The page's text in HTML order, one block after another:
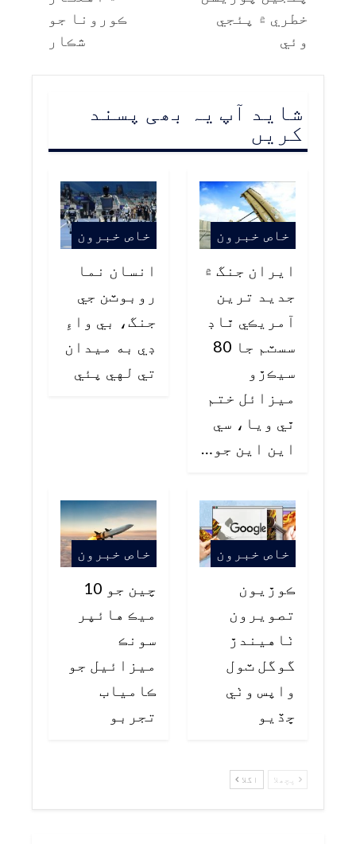
خطري ۾ پئجي
وئي
ڪورونا جو
شڪار
شاید آپ یہ بھی پسند
کریں
خاص خبرون
ايران جنگ ۾
جديد ترين
آمريڪي ٿاڊ
سسٽم جا 80
سيڪڙو
ميزائل ختم
ٿي ويا، سي
اين اين جو…
خاص خبرون
انسان نما
روبوٽن جي
جنگ، بي واءِ
ڊي به ميدان
تي لهي پئي
خاص خبرون
ڪوڙيون
تصويرون
ٺاهيندڙ
گوگل ٽول
واپس وٺي
ڇڏيو
خاص خبرون
چين جو 10
ميڪ هائپر
سونڪ
ميزائيل جو
ڪامياب
تجربو
پچھلا اگلا